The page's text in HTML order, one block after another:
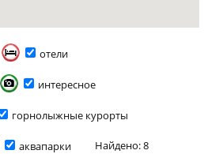
отели
интересное
горнолыжные курорты
аквапарки Найдено: 8